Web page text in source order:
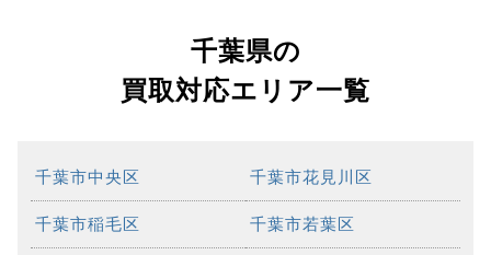
千葉県の
買取対応エリア一覧
千葉市中央区 千葉市花見川区
千葉市稲毛区 千葉市若葉区